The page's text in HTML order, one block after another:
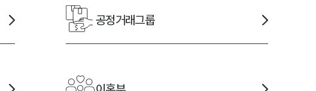
1800-7905
공정거래그룹